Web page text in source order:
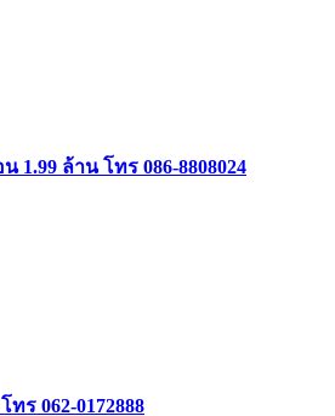
ล้าน โทร 086-8808024
ร 062-0172888